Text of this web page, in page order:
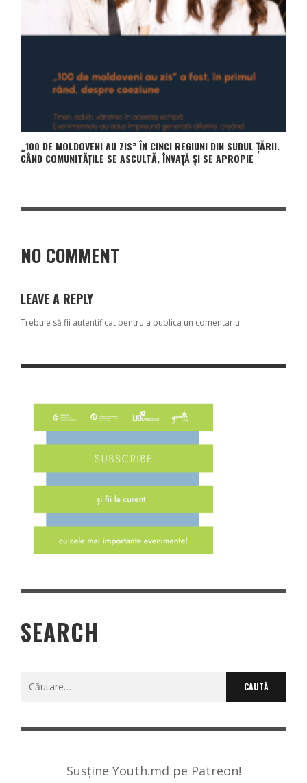
„100 DE MOLDOVENI AU ZIS” ÎN CINCI REGIUNI DIN SUDUL ȚĂRII.
CÂND COMUNITĂȚILE SE ASCULTĂ, ÎNVAȚĂ ȘI SE APROPIE
NO COMMENT
LEAVE A REPLY
Trebuie să fii autentificat pentru a publica un comentariu.
SEARCH
Caută
Susține Youth.md pe Patreon!